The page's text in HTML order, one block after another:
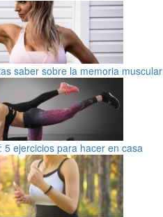
saber sobre la memoria muscular
5 ejercicios para hacer en casa